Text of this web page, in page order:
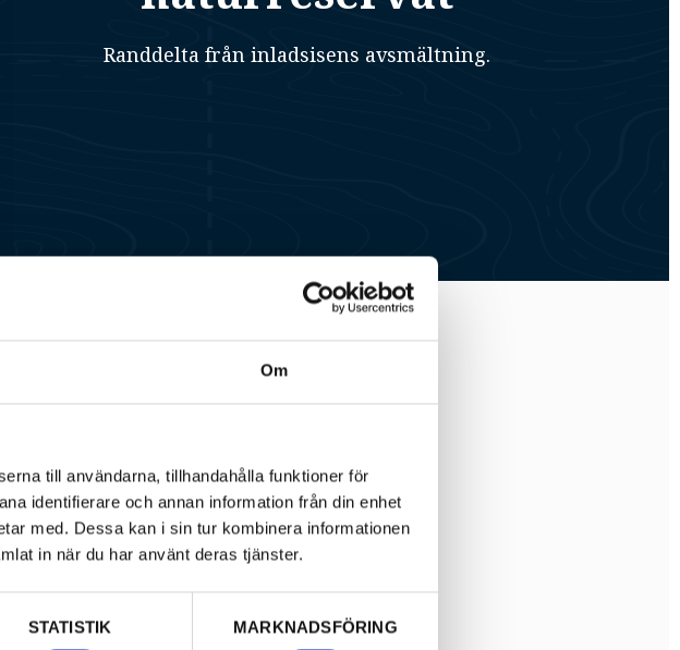
Om
till användarna, tillhandahålla funktioner för
identifierare och annan information från din enhet
med. Dessa kan i sin tur kombinera informationen
in när du har använt deras tjänster.
STATISTIK MARKNADSFÖRING
Randdelta från inladsisens avsmältning.